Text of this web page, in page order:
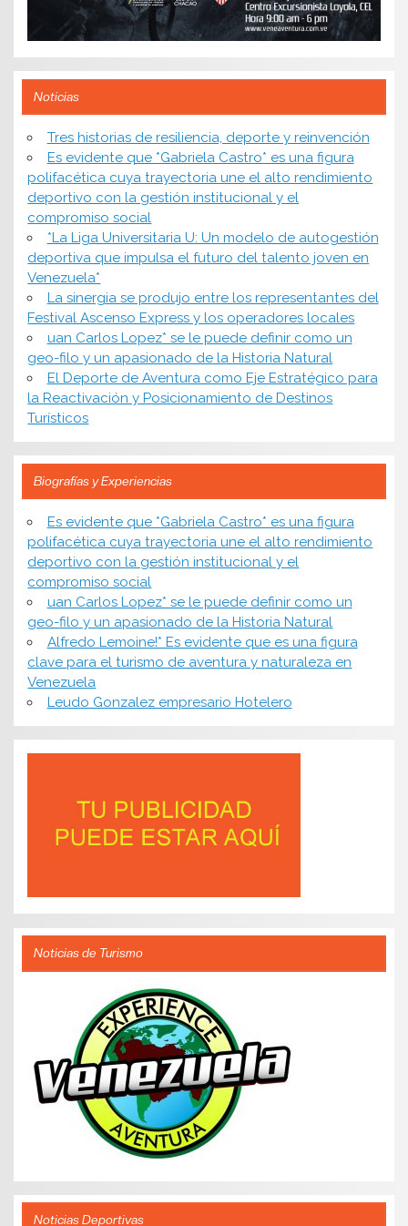
Noticias
​Tres historias de resiliencia, deporte y reinvención
Es evidente que *Gabriela Castro* es una figura
polifacética cuya trayectoria une el alto rendimiento
deportivo con la gestión institucional y el
compromiso social
*​La Liga Universitaria U: Un modelo de autogestión
deportiva que impulsa el futuro del talento joven en
Venezuela*
La sinergia se produjo entre los representantes del
Festival Ascenso Express y los operadores locales
uan Carlos Lopez* se le puede definir como un
geo-filo y un apasionado de la Historia Natural
El Deporte de Aventura como Eje Estratégico para
la Reactivación y Posicionamiento de Destinos
Turísticos
Biografías y Experiencias
Es evidente que *Gabriela Castro* es una figura
polifacética cuya trayectoria une el alto rendimiento
deportivo con la gestión institucional y el
compromiso social
uan Carlos Lopez* se le puede definir como un
geo-filo y un apasionado de la Historia Natural
Alfredo Lemoine!* Es evidente que es una figura
clave para el turismo de aventura y naturaleza en
Venezuela
Leudo Gonzalez empresario Hotelero
Noticias de Turismo
Noticias Deportivas